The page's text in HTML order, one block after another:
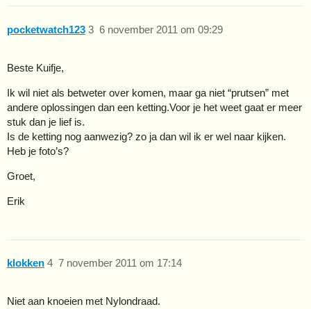
pocketwatch123 6 november 2011 om 09:29
3
Beste Kuifje,
Ik wil niet als betweter over komen, maar ga niet “prutsen” met
andere oplossingen dan een ketting.Voor je het weet gaat er meer
stuk dan je lief is.
Is de ketting nog aanwezig? zo ja dan wil ik er wel naar kijken.
Heb je foto’s?
Groet,
Erik
klokken 7 november 2011 om 17:14
4
Niet aan knoeien met Nylondraad.